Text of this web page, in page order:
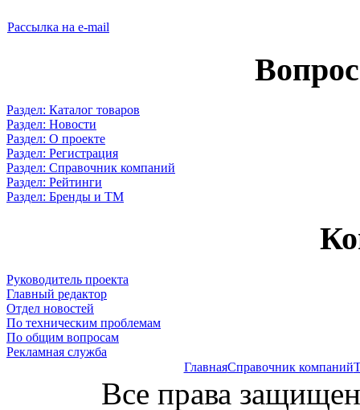
Рассылка на e-mail
Раздел: Каталог товаров
Раздел: Новости
Раздел: О проекте
Раздел: Регистрация
Раздел: Справочник компаний
Раздел: Рейтинги
Раздел: Бренды и ТМ
Руководитель проекта
Главный редактор
Отдел новостей
По техническим проблемам
По общим вопросам
Рекламная служба
ГлавнаяСправочник компаний
Все права